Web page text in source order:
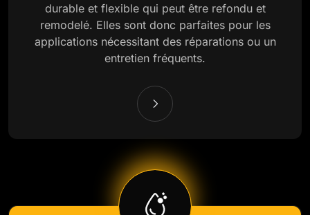
durable et flexible qui peut être refondu et
remodelé. Elles sont donc parfaites pour les
applications nécessitant des réparations ou un
entretien fréquents.